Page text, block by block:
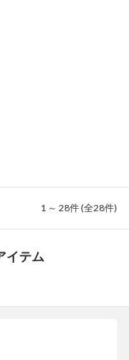
1 ～ 28件 (全28件)
イテム